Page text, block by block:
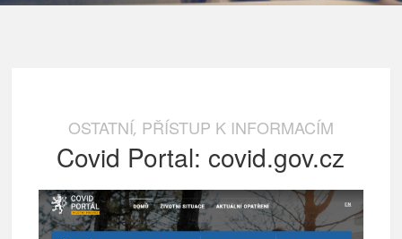
OSTATNÍ, PŘÍSTUP K INFORMACÍM
Covid Portal: covid.gov.cz